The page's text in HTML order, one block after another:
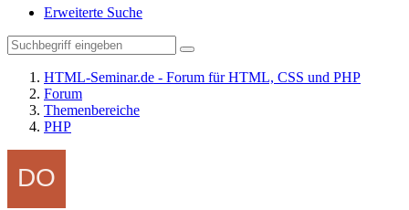
Erweiterte Suche
HTML-Seminar.de - Forum für HTML, CSS und PHP
Forum
Themenbereiche
PHP